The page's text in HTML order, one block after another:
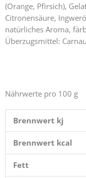
(Orange, Pfirsich),
Citronensäure,
natürliches Aroma,
Überzugsmittel:
Nährwerte pro 100 g
Brennwert kj
Brennwert kcal
Fett